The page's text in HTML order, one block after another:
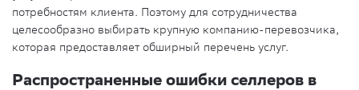
потребностям клиента. Поэтому для сотрудничества
целесообразно выбирать крупную компанию-перевозчика,
которая предоставляет обширный перечень услуг.
Распространенные ошибки селлеров в